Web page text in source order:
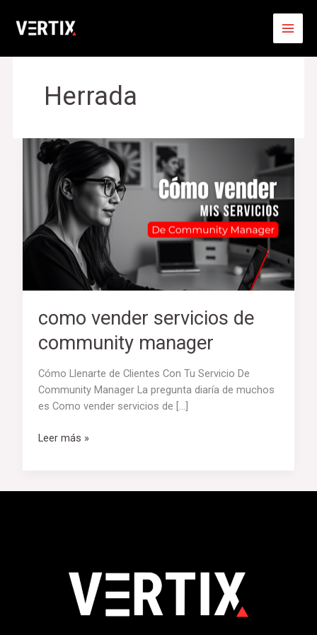
contenido
Herrada
como vender servicios de
community manager
Cómo Llenarte de Clientes Con Tu Servicio De
Community Manager La pregunta diaría de muchos
es Como vender servicios de […]
como
vender
servicios
de
community
manager
Leer más »